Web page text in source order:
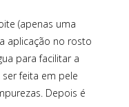
(apenas uma
aplicação no rosto
para facilitar a
ser feita em pele
Depois é